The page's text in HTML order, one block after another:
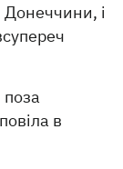
Донеччини, і
в